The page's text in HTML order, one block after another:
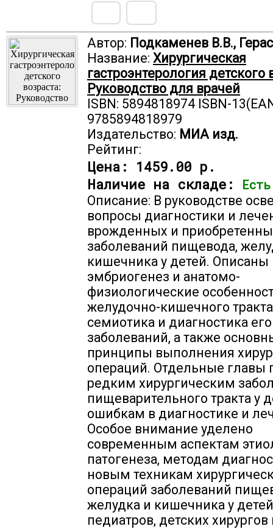
Автор: Подкаменев В.В.,
Название: Хирургическая
гастроэнтерология детского
Руководство для врачей
ISBN: 5894818974 ISBN-
9785894818979
Издательство: МИА изд.
Рейтинг:
Цена: 1459.00 р.
Наличие на складе:
Описание: В руководстве
вопросы диагностики и
врожденных и
заболеваний пищевода,
кишечника у детей. Описаны
эмбриогенез и анатомо-
физиологические
желудочно-кишечного
семиотика и диагностика его
заболеваний, а также
принципы выполнения
операций. Отдельные
редким хирургическим
пищеварительного тракта у
ошибкам в диагностике и
Особое внимание уделено
современным аспектам
патогенеза, методам
новым техникам
операций заболеваний
желудка и кишечника у
педиатров, детских